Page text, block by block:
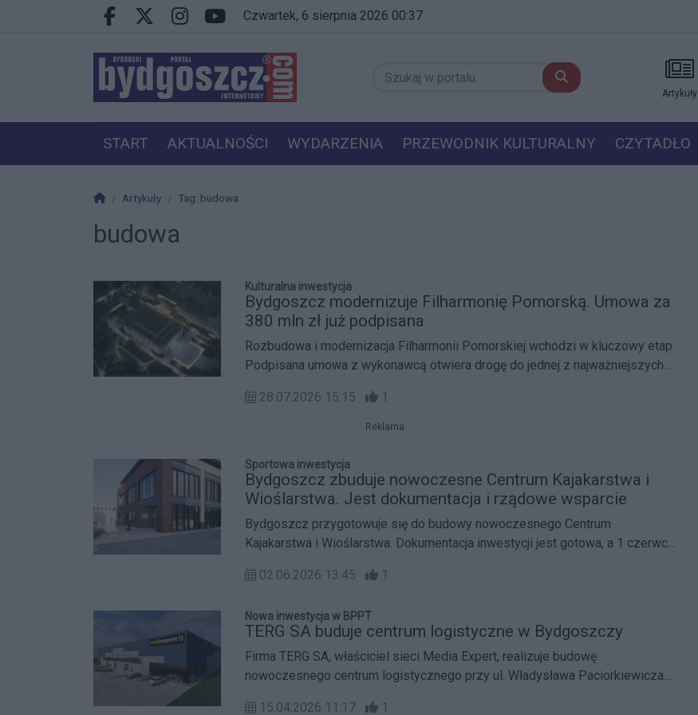
Przejdź do głównych treści
Przejdź do wyszukiwarki
Przejdź do głównego menu
Facebook.com
X.comInstagram.com
Youtube.com
czwartek, 6 sierpnia 2026 00:37
Artykuły
START AKTUALNOŚCI WYDARZENIA PRZEWODNIK KULTURALNY CZYTADŁO
Strona główna
Artykuły Tag: budowa
budowa
Kulturalna inwestycja
Bydgoszcz modernizuje Filharmonię Pomorską. Umowa za
380 mln zł już podpisana
Rozbudowa i modernizacja Filharmonii Pomorskiej wchodzi w kluczowy etap.
Podpisana umowa z wykonawcą otwiera drogę do jednej z najważniejszych
europejskich.
28.07.2026 15:15 1
Reklama
Sportowa inwestycja
Bydgoszcz zbuduje nowoczesne Centrum Kajakarstwa i
Wioślarstwa. Jest dokumentacja i rządowe wsparcie
Bydgoszcz przygotowuje się do budowy nowoczesnego Centrum
Kajakarstwa i Wioślarstwa. Dokumentacja inwestycji jest gotowa, a 1 czerwca
dofinansowaniu przedsięwzięcia.
02.06.2026 13:45 1
Nowa inwestycja w BPPT
TERG SA buduje centrum logistyczne w Bydgoszczy
Firma TERG SA, właściciel sieci Media Expert, realizuje budowę
nowoczesnego centrum logistycznego przy ul. Władysława Paciorkiewicza
15.04.2026 11:17 1